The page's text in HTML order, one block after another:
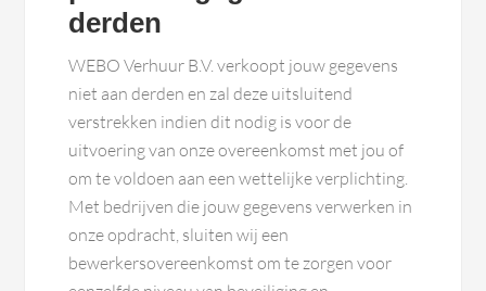
derden
WEBO Verhuur B.V. verkoopt jouw gegevens
niet aan derden en zal deze uitsluitend
verstrekken indien dit nodig is voor de
uitvoering van onze overeenkomst met jou of
om te voldoen aan een wettelijke verplichting.
Met bedrijven die jouw gegevens verwerken in
onze opdracht, sluiten wij een
bewerkersovereenkomst om te zorgen voor